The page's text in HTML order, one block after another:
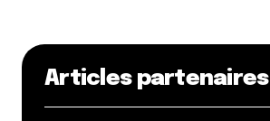
Articles partenaires